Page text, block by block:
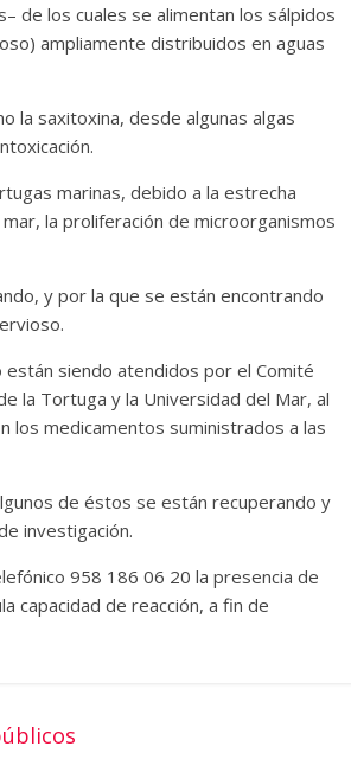
de los cuales se alimentan los sálpidos
ampliamente distribuidos en aguas
la saxitoxina, desde algunas algas
marinas, debido a la estrecha
la proliferación de microorganismos
y por la que se están encontrando
están siendo atendidos por el Comité
la Tortuga y la Universidad del Mar, al
los medicamentos suministrados a las
de éstos se están recuperando y
investigación.
958 186 06 20 la presencia de
capacidad de reacción, a fin de